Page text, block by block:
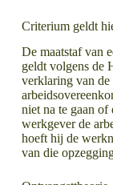
Criterium geldt
De maatstaf van
geldt volgens de
verklaring van de
niet na te gaan of
werkgever de
hoeft hij de
van die